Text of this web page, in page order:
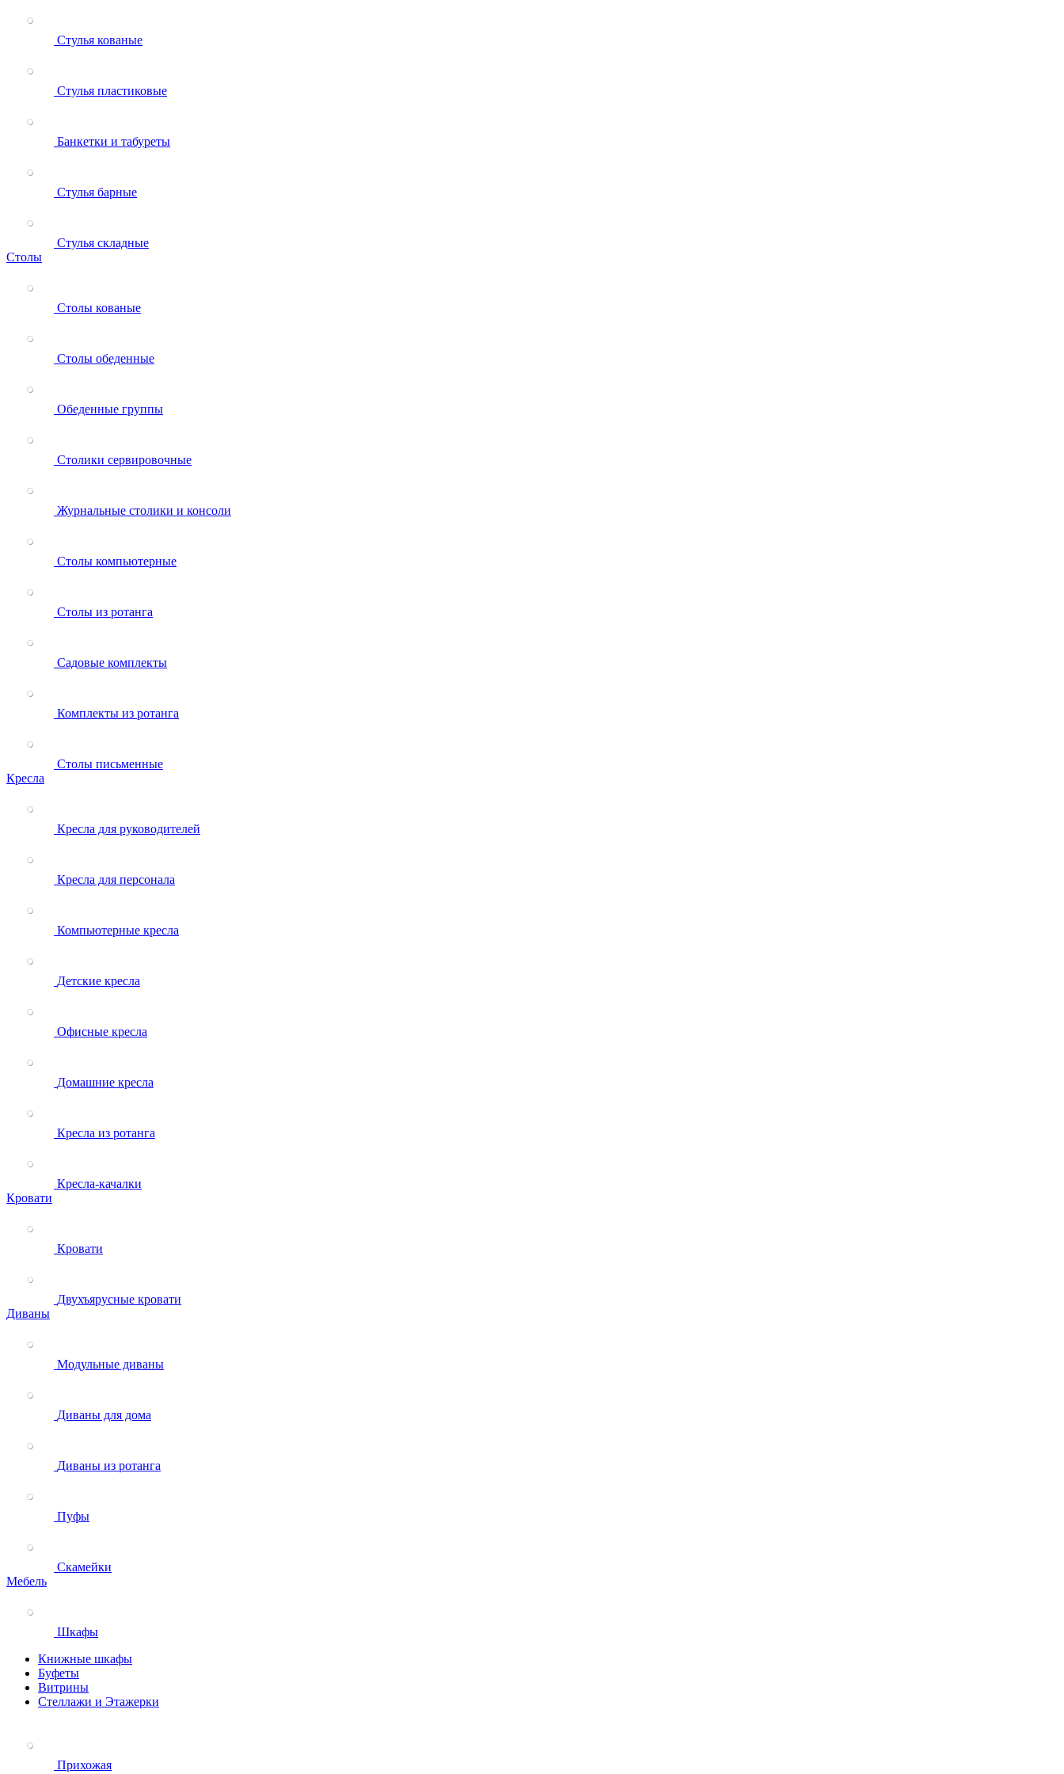
Стулья кованые
Стулья пластиковые
Банкетки и табуреты
Стулья барные
Стулья складные
Столы
Столы кованые
Столы обеденные
Обеденные группы
Столики сервировочные
Журнальные столики и консоли
Столы компьютерные
Столы из ротанга
Садовые комплекты
Комплекты из ротанга
Столы письменные
Кресла
Кресла для руководителей
Кресла для персонала
Компьютерные кресла
Детские кресла
Офисные кресла
Домашние кресла
Кресла из ротанга
Кресла-качалки
Кровати
Кровати
Двухъярусные кровати
Диваны
Модульные диваны
Диваны для дома
Диваны из ротанга
Пуфы
Скамейки
Мебель
Шкафы
Книжные шкафы
Буфеты
Витрины
Стеллажи и Этажерки
Прихожая